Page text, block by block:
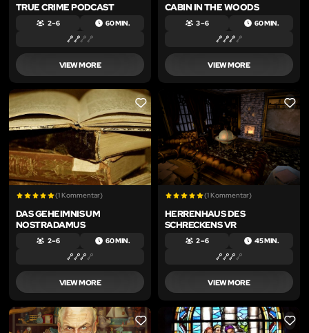
TRUE CRIME PODCAST
2 – 6 60 MIN.
VIEW MORE
CABIN IN THE WOODS
3 – 6 60 MIN.
VIEW MORE
LIKE
(1 Kommentar)
DAS GEHEIMNIS UM
NOSTRADAMUS
2 – 6 60 MIN.
VIEW MORE
LIKE
(1 Kommentar)
HERRENHAUS DES
SCHRECKENS VR
2 – 6 45 MIN.
VIEW MORE
LIKE LIKE